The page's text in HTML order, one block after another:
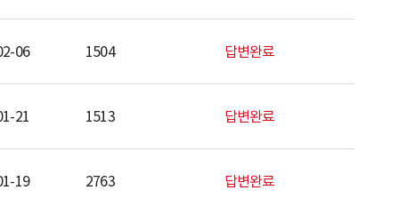
06 1504 답변완료
21 1513 답변완료
19 2763 답변완료